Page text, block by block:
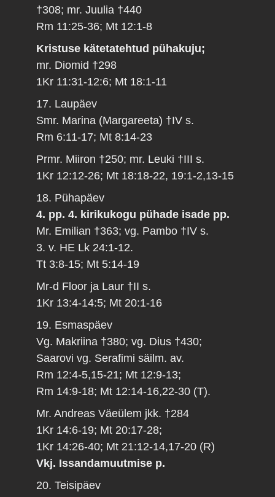
†308; mr. Juulia †440
Rm 11:25-36; Mt 12:1-8
Kristuse kätetatehtud pühakuju;
mr. Diomid †298
1Kr 11:31-12:6; Mt 18:1-11
17. Laupäev
Smr. Marina (Margareeta) †IV s.
Rm 6:11-17; Mt 8:14-23
Prmr. Miiron †250; mr. Leuki †III s.
1Kr 12:12-26; Mt 18:18-22, 19:1-2,13-15
18. Pühapäev
4. pp. 4. kirikukogu pühade isade pp.
Mr. Emilian †363; vg. Pambo †IV s.
3. v. HE Lk 24:1-12.
Tt 3:8-15; Mt 5:14-19
Mr-d Floor ja Laur †II s.
1Kr 13:4-14:5; Mt 20:1-16
19. Esmaspäev
Vg. Makriina †380; vg. Dius †430;
Saarovi vg. Serafimi säilm. av.
Rm 12:4-5,15-21; Mt 12:9-13;
Rm 14:9-18; Mt 12:14-16,22-30 (T).
Mr. Andreas Väeülem jkk. †284
1Kr 14:6-19; Mt 20:17-28;
1Kr 14:26-40; Mt 21:12-14,17-20 (R)
Vkj. Issandamuutmise p.
20. Teisipäev